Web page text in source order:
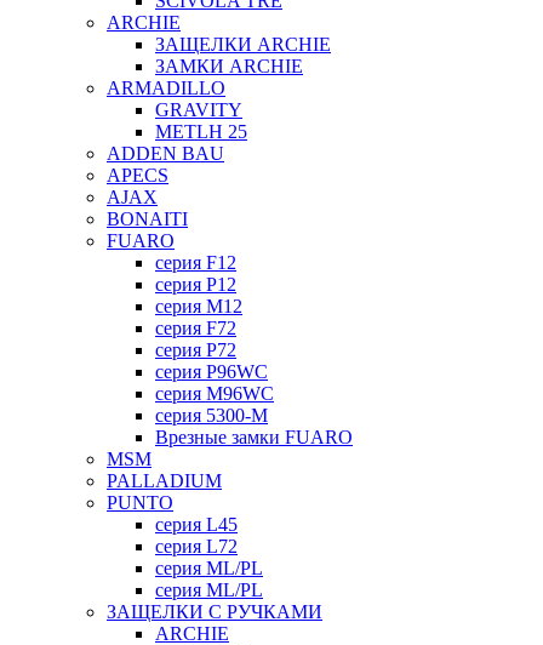
ARCHIE
ЗАЩЕЛКИ ARCHIE
ЗАМКИ ARCHIE
ARMADILLO
GRAVITY
METLH 25
ADDEN BAU
APECS
AJAX
BONAITI
FUARO
серия F12
серия P12
серия M12
серия F72
серия P72
серия P96WC
серия M96WC
серия 5300-M
Врезные замки FUARO
MSM
PALLADIUM
PUNTO
серия L45
серия L72
серия ML/PL
серия ML/PL
ЗАЩЕЛКИ С РУЧКАМИ
ARCHIE